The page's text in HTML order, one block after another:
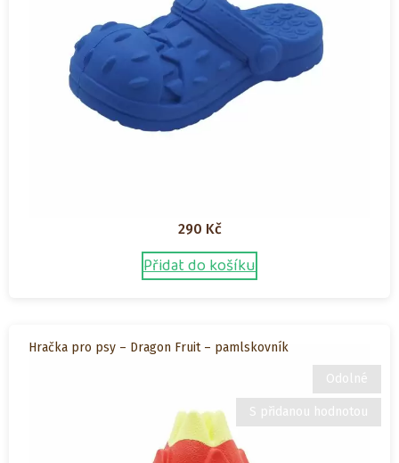
produktu
290 Kč
Přidat do košíku
Odolné
S přidanou hodnotou
Hračka pro psy – Dragon Fruit – pamlskovník